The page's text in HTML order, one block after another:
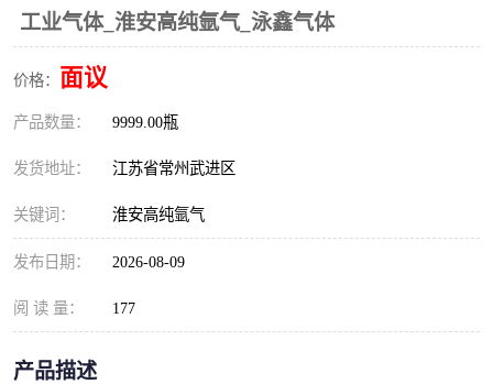
工业气体_淮安高纯氩气_泳鑫气体
价格： 面议
产品数量： 9999.00瓶
发货地址： 江苏省常州武进区
关键词： 淮安高纯氩气
发布日期： 2026-08-09
阅 读 量： 177
产品描述